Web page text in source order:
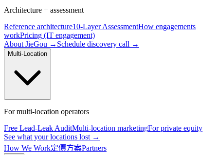
Architecture + assessment
Reference architecture10-Layer AssessmentHow engagements
workPricing (IT engagement)
About JieGou → Schedule discovery call →
Multi-Location
For multi-location operators
Free Lead-Leak AuditMulti-location marketingFor private equity
See what your locations lost →
How We Work定價方案Partners